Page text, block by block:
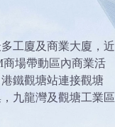
工廈及商業大廈，近
場帶動區內商業活
鐵觀塘站連接觀塘
九龍灣及觀塘工業區